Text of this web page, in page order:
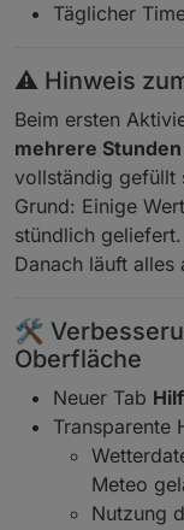
Täglicher
⚠️ Hinweis
Beim ersten
mehrere
vollständig gefüllt
Grund: Einige
stündlich geliefert.
Danach läuft alles
🛠️
Oberfläche
Neuer Tab
Transparente
Meteo
Nutzung